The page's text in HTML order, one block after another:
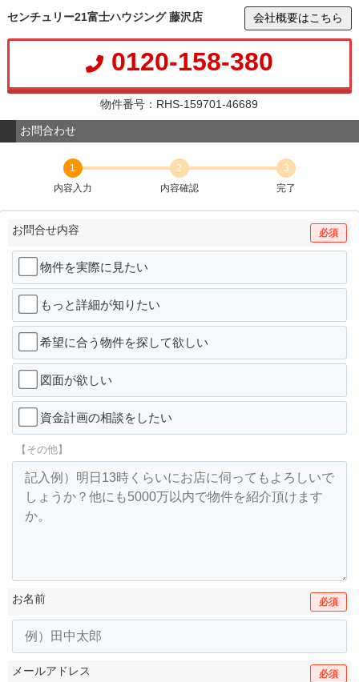
センチュリー21富士ハウジング 藤沢店 会社概要はこちら
0120-158-380
物件番号：RHS-159701-46689
お問合わせ
1
内容入力
2
内容確認
3
完了
お問合せ内容 必須
物件を実際に見たい
もっと詳細が知りたい
希望に合う物件を探して欲しい
図面が欲しい
資金計画の相談をしたい
【その他】
お名前 必須
メールアドレス 必須